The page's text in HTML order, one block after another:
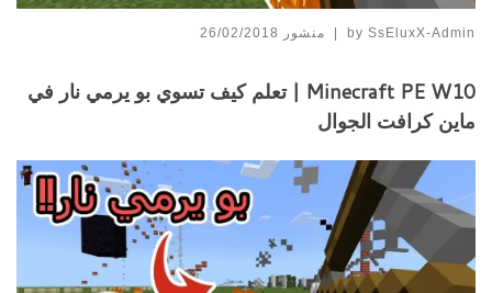
by SsEluxX-Admin
| منشور 26/02/2018
Minecraft PE W10 | تعلم كيف تسوي بو يرمي نار في
ماين كرافت الجوال